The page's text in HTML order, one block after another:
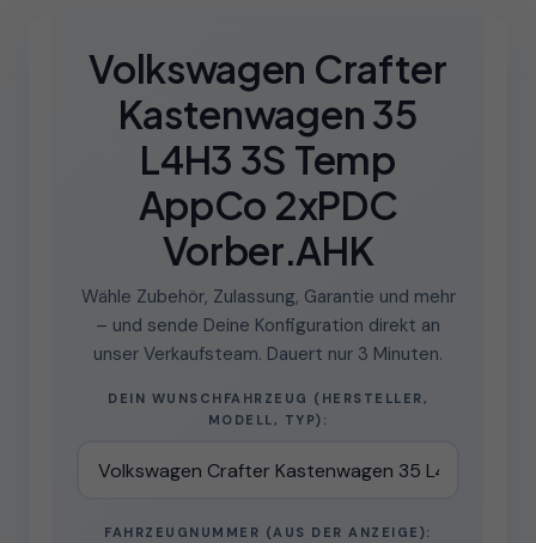
Volkswagen Crafter
Kastenwagen 35
L4H3 3S Temp
AppCo 2xPDC
Vorber.AHK
Wähle Zubehör, Zulassung, Garantie und mehr
– und sende Deine Konfiguration direkt an
unser Verkaufsteam. Dauert nur 3 Minuten.
DEIN WUNSCHFAHRZEUG (HERSTELLER,
MODELL, TYP):
FAHRZEUGNUMMER (AUS DER ANZEIGE):